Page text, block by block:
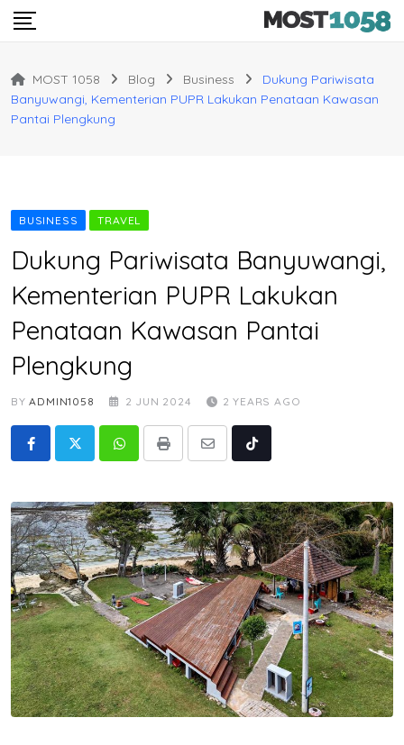
Skip
MOST 1058 Blog Business
Dukung Pariwisata
Banyuwangi, Kementerian PUPR Lakukan Penataan Kawasan
Pantai Plengkung
BUSINESS TRAVEL
Dukung Pariwisata Banyuwangi,
Kementerian PUPR Lakukan
Penataan Kawasan Pantai
Plengkung
BYADMIN1058 2 JUN 2024 2 YEARS AGO
WhatsappPrint
Share
Tiktok